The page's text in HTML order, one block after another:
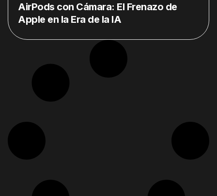
AirPods con Cámara: El Frenazo de
Apple en la Era de la IA